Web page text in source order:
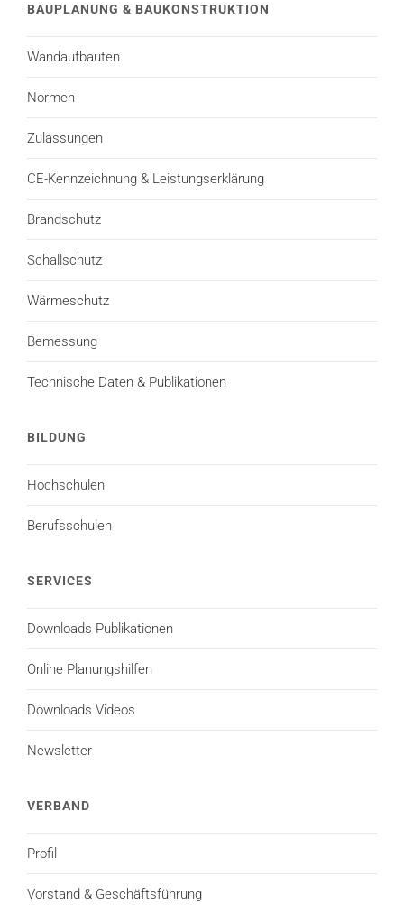
BAUPLANUNG & BAUKONSTRUKTION
Wandaufbauten
Normen
Zulassungen
CE-Kennzeichnung & Leistungserklärung
Brandschutz
Schallschutz
Wärmeschutz
Bemessung
Technische Daten & Publikationen
BILDUNG
Hochschulen
Berufsschulen
SERVICES
Downloads Publikationen
Online Planungshilfen
Downloads Videos
Newsletter
VERBAND
Profil
Vorstand & Geschäftsführung